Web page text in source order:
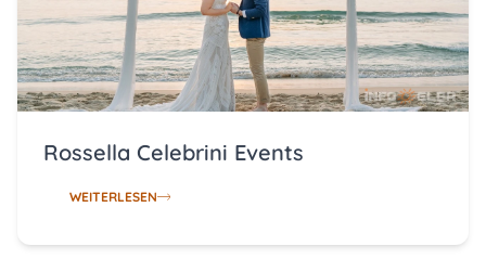
Rossella Celebrini Events
WEITERLESEN